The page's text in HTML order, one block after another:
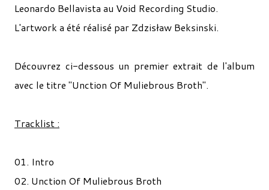
Leonardo Bellavista au Void Recording Studio.
L'artwork a été réalisé par Zdzisław Beksinski.
Découvrez ci-dessous un premier extrait de l'album
avec le titre "Unction Of Muliebrous Broth".
Tracklist :
01. Intro
02. Unction Of Muliebrous Broth